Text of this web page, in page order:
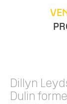
Dillyn
Dulin